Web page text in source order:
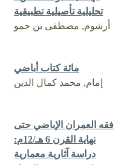
تحليلية تأصيلية تطبيقية
أرشوم, مصطفى بن حمو
مائة كتاب أباضي
إمام, محمد كمال الدين
فقه العمران الإباضي حتى
نهاية القرن 6 هـ/12م:
دراسة آثارية معمارية